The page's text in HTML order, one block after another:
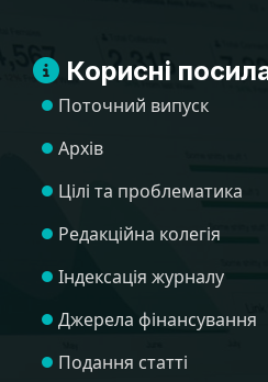
Корисні
Поточний випуск
Архів
Цілі та проблематика
Редакційна колегія
Індексація журналу
Джерела фінансування
Подання статті